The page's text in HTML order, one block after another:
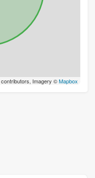
contributors, Imagery ©Mapbox